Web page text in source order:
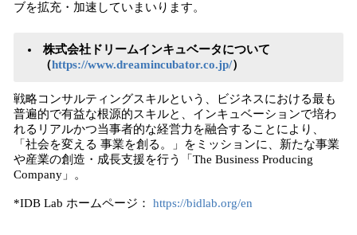
ブを拡充・加速していまいります。
株式会社ドリームインキュベータについて
（https://www.dreamincubator.co.jp/）
戦略コンサルティングスキルという、ビジネスにおける最も
普遍的で有益な根源的スキルと、インキュベーションで培わ
れるリアルかつ当事者的な経営力を融合することにより、
「社会を変える 事業を創る。」をミッションに、新たな事業
や産業の創造・成長支援を行う「The Business Producing
Company」。
*IDB Lab ホームページ： https://bidlab.org/en